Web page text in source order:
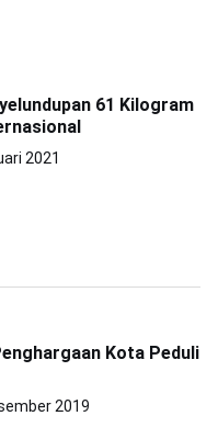
61 Kilogram
2021
Kota Peduli
2019